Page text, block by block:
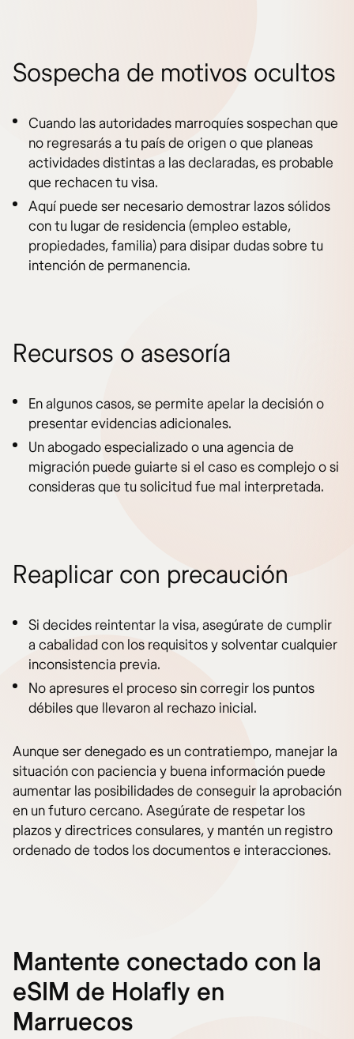
Sospecha de motivos ocultos
Cuando las autoridades marroquíes sospechan que
no regresarás a tu país de origen o que planeas
actividades distintas a las declaradas, es probable
que rechacen tu visa.
Aquí puede ser necesario demostrar lazos sólidos
con tu lugar de residencia (empleo estable,
propiedades, familia) para disipar dudas sobre tu
intención de permanencia.
Recursos o asesoría
En algunos casos, se permite apelar la decisión o
presentar evidencias adicionales.
Un abogado especializado o una agencia de
migración puede guiarte si el caso es complejo o si
consideras que tu solicitud fue mal interpretada.
Reaplicar con precaución
Si decides reintentar la visa, asegúrate de cumplir
a cabalidad con los requisitos y solventar cualquier
inconsistencia previa.
No apresures el proceso sin corregir los puntos
débiles que llevaron al rechazo inicial.
Aunque ser denegado es un contratiempo, manejar la
situación con paciencia y buena información puede
aumentar las posibilidades de conseguir la aprobación
en un futuro cercano. Asegúrate de respetar los
plazos y directrices consulares, y mantén un registro
ordenado de todos los documentos e interacciones.
Mantente conectado con la
eSIM de Holafly en
Marruecos